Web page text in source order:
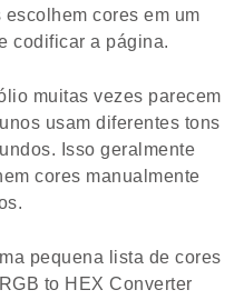
cores em um
codificar a página.
muitas vezes parecem
usam diferentes tons
Isso geralmente
cores manualmente
pequena lista de cores
to HEX Converter